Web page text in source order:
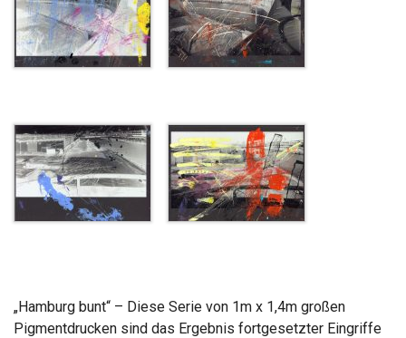
„Hamburg bunt“ – Diese Serie von 1m x 1,4m großen
Pigmentdrucken sind das Ergebnis fortgesetzter Eingriffe